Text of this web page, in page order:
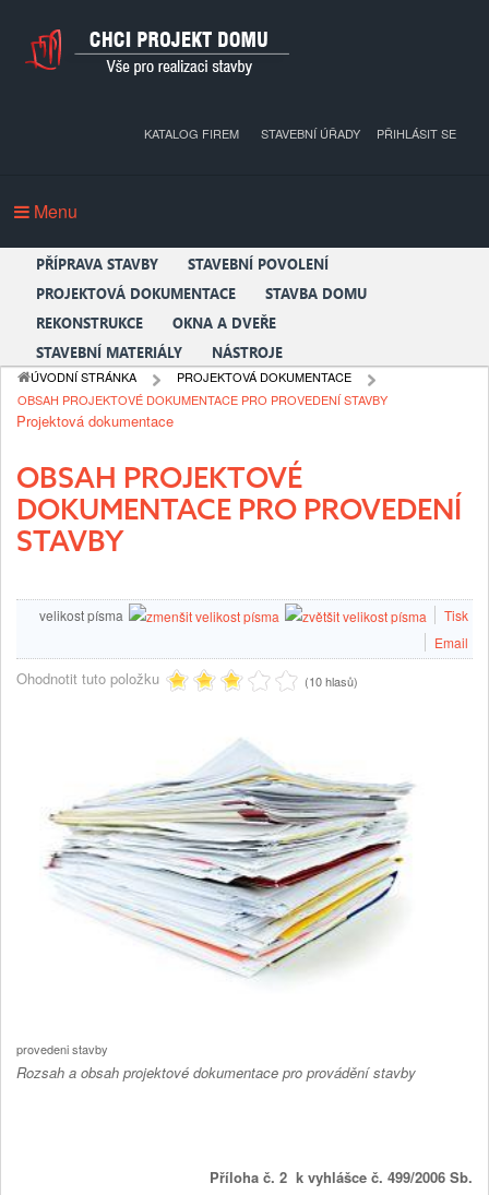
PŘIHLÁSIT SE
KATALOG FIREM STAVEBNÍ ÚŘADY
Menu
PŘÍPRAVA STAVBY
STAVEBNÍ POVOLENÍ
PROJEKTOVÁ DOKUMENTACE
STAVBA DOMU
REKONSTRUKCE
OKNA A DVEŘE
STAVEBNÍ MATERIÁLY
NÁSTROJE
ÚVODNÍ STRÁNKA
PROJEKTOVÁ DOKUMENTACE
OBSAH PROJEKTOVÉ DOKUMENTACE PRO PROVEDENÍ STAVBY
Projektová dokumentace
OBSAH PROJEKTOVÉ
DOKUMENTACE PRO PROVEDENÍ
STAVBY
velikost písma
Tisk
Email
Ohodnotit tuto položku (10 hlasů)
provedeni stavby
Rozsah a obsah projektové dokumentace pro provádění stavby
Příloha č. 2 k vyhlášce č. 499/2006 Sb.